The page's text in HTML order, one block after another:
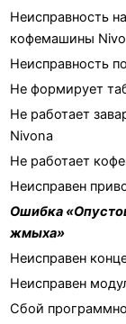
Неисправность
кофемашины
Неисправность
Не формирует
Не работает
Nivona
Не работает
Неисправен
Ошибка
жмыха»
Неисправен
Неисправен
Сбой